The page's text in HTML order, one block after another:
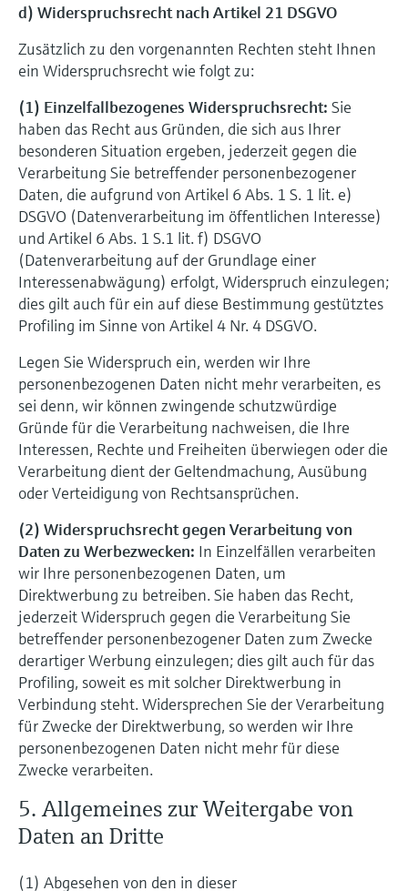
d) Widerspruchsrecht nach Artikel 21 DSGVO
Zusätzlich zu den vorgenannten Rechten steht Ihnen
ein Widerspruchsrecht wie folgt zu:
(1) Einzelfallbezogenes Widerspruchsrecht: Sie
haben das Recht aus Gründen, die sich aus Ihrer
besonderen Situation ergeben, jederzeit gegen die
Verarbeitung Sie betreffender personenbezogener
Daten, die aufgrund von Artikel 6 Abs. 1 S. 1 lit. e)
DSGVO (Datenverarbeitung im öffentlichen Interesse)
und Artikel 6 Abs. 1 S.1 lit. f) DSGVO
(Datenverarbeitung auf der Grundlage einer
Interessenabwägung) erfolgt, Widerspruch einzulegen;
dies gilt auch für ein auf diese Bestimmung gestütztes
Proﬁling im Sinne von Artikel 4 Nr. 4 DSGVO.
Legen Sie Widerspruch ein, werden wir Ihre
personenbezogenen Daten nicht mehr verarbeiten, es
sei denn, wir können zwingende schutzwürdige
Gründe für die Verarbeitung nachweisen, die Ihre
Interessen, Rechte und Freiheiten überwiegen oder die
Verarbeitung dient der Geltendmachung, Ausübung
oder Verteidigung von Rechtsansprüchen.
(2) Widerspruchsrecht gegen Verarbeitung von
Daten zu Werbezwecken: In Einzelfällen verarbeiten
wir Ihre personenbezogenen Daten, um
Direktwerbung zu betreiben. Sie haben das Recht,
jederzeit Widerspruch gegen die Verarbeitung Sie
betreffender personenbezogener Daten zum Zwecke
derartiger Werbung einzulegen; dies gilt auch für das
Proﬁling, soweit es mit solcher Direktwerbung in
Verbindung steht. Widersprechen Sie der Verarbeitung
für Zwecke der Direktwerbung, so werden wir Ihre
personenbezogenen Daten nicht mehr für diese
Zwecke verarbeiten.
5. Allgemeines zur Weitergabe von
Daten an Dritte
(1) Abgesehen von den in dieser